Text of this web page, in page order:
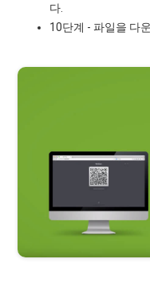
다.
10단계 - 파일을 다